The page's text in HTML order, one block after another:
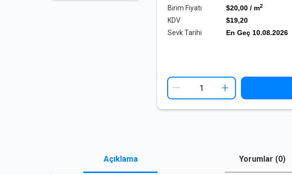
Birim Fiyatı
KDV
Sevk Tarihi
$20,00 / m2
$19,20
En Geç 10.08.2026
+
Açıklama Yorumlar (0)